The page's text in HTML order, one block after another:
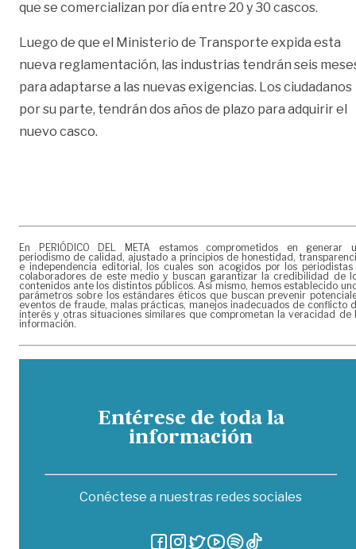
que se comercializan por día entre 20 y 30 cascos.
Luego de que el Ministerio de Transporte expida esta
nueva reglamentación, las industrias tendrán seis
para adaptarse a las nuevas exigencias. Los ciudadanos
por su parte, tendrán dos años de plazo para adquirir el
nuevo casco.
En PERIÓDICO DEL META estamos comprometidos en generar
periodismo de calidad, ajustado a principios de honestidad,
e independencia editorial, los cuales son acogidos por los periodistas
colaboradores de este medio y buscan garantizar la credibilidad de
contenidos ante los distintos públicos. Así mismo, hemos establecido
parámetros sobre los estándares éticos que buscan prevenir
eventos de fraude, malas prácticas, manejos inadecuados de conflicto
interés y otras situaciones similares que comprometan la veracidad de
información.
Entérese de toda la
información
Conéctese a nuestras redes sociales